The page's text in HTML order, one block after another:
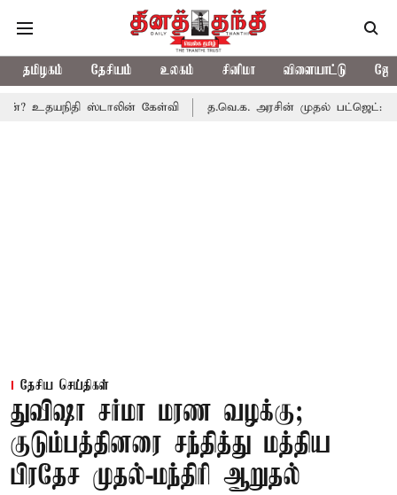
தமிழகம் தேசியம் உலகம் சினிமா விளையாட்டு
ஸ்டாலின் கேள்வி த.வெ.க. அரசின் முதல் பட்ஜெட்: மாற்றமா?,
தேசிய செய்திகள்
துவிஷா சர்மா மரண வழக்கு;
குடும்பத்தினரை சந்தித்து மத்திய
பிரதேச முதல்-மந்திரி ஆறுதல்